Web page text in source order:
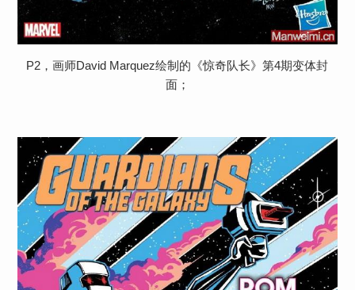
P2，画师David Marquez绘制的《惊奇队长》第4期变体封
面；